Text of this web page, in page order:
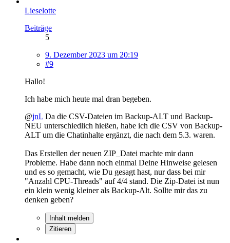
Lieselotte
Beiträge
5
9. Dezember 2023 um 20:19
#9
Hallo!
Ich habe mich heute mal dran begeben.
@jnL Da die CSV-Dateien im Backup-ALT und Backup-
NEU unterschiedlich hießen, habe ich die CSV von Backup-
ALT um die Chatinhalte ergänzt, die nach dem 5.3. waren.
Das Erstellen der neuen ZIP_Datei machte mir dann
Probleme. Habe dann noch einmal Deine Hinweise gelesen
und es so gemacht, wie Du gesagt hast, nur dass bei mir
"Anzahl CPU-Threads" auf 4/4 stand. Die Zip-Datei ist nun
ein klein wenig kleiner als Backup-Alt. Sollte mir das zu
denken geben?
Inhalt melden
Zitieren